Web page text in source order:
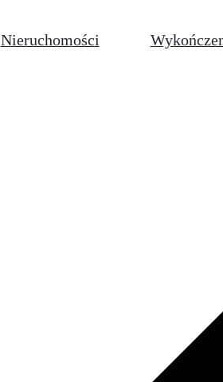
Nieruchomości